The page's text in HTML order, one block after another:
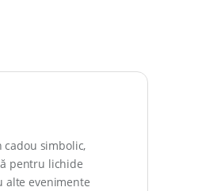
cadou simbolic,
pentru lichide
alte evenimente